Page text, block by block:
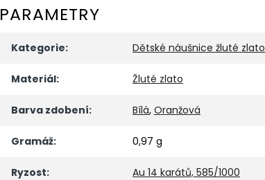
PARAMETRY
Kategorie: Dětské náušnice žluté zlato
Materiál: Žluté zlato
Barva zdobení: Bílá, Oranžová
Gramáž: 0,97 g
Ryzost: Au 14 karátů, 585/1000